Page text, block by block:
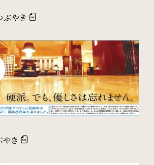
一覧 ご予約の確認・キャンセル
やき
き